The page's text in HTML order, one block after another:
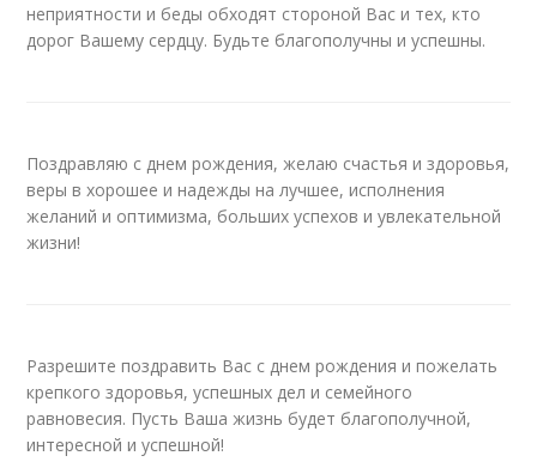
неприятности и беды обходят стороной Вас и тех, кто
дорог Вашему сердцу. Будьте благополучны и успешны.
Поздравляю с днем рождения, желаю счастья и здоровья,
веры в хорошее и надежды на лучшее, исполнения
желаний и оптимизма, больших успехов и увлекательной
жизни!
Разрешите поздравить Вас с днем рождения и пожелать
крепкого здоровья, успешных дел и семейного
равновесия. Пусть Ваша жизнь будет благополучной,
интересной и успешной!